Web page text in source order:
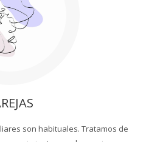
son habituales. Tratamos de